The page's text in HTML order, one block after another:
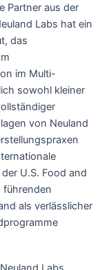
Partner aus der
Labs hat ein
das
im Multi-
sowohl kleiner
von Neuland
U.S. Food and
führenden
als verlässlicher